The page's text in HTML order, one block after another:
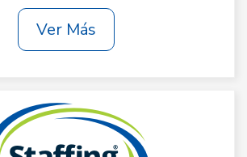
Ver Más